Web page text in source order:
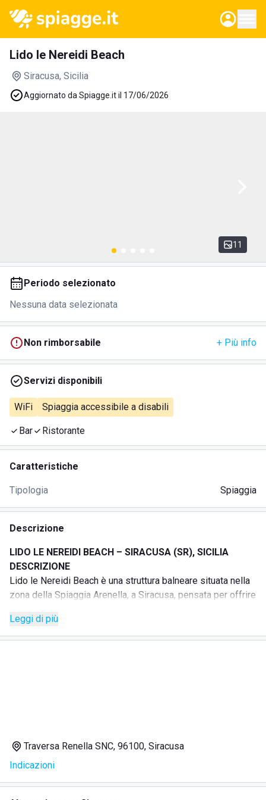
Lido le Nereidi Beach
Siracusa, Sicilia
Aggiornato da Spiagge.it il 17/06/2026
11
Periodo selezionato
Nessuna data selezionata
Non rimborsabile + Più info
Servizi disponibili
WiFi Spiaggia accessibile a disabili
Bar Ristorante
Caratteristiche
Tipologia Spiaggia
Descrizione
LIDO LE NEREIDI BEACH – SIRACUSA (SR), SICILIA
DESCRIZIONE
Lido le Nereidi Beach è una struttura balneare situata nella
zona della Spiaggia Arenella, a Siracusa, pensata per offrire
La struttura offre ombrelloni con lettini, area relax con
lettoni e zona lounge, in un ambiente adatto a chi desidera
Spiaggia accessibile a disabili
Infermeria
RISTORAZIONE
Leggi di più
Traversa Renella SNC, 96100, Siracusa
Indicazioni